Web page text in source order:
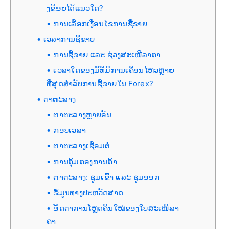
ງຂ້ອຍໄດ້ແນວໃດ?
ການເລືອກເງື່ອນໄຂການຊື້ຂາຍ
ເວລາການຊື້ຂາຍ
ການຊື້ຂາຍ ແລະ ຊ່ວງສະເໜີລາຄາ
ເວລາໃດຂອງມື້ທີ່ມີການເຄື່ອນໄຫວຫຼາຍ
ທີ່ສຸດສຳລັບການຊື້ຂາຍໃນ Forex?
ຕາຕະລາງ
ຕາຕະລາງຫຼາຍອັນ
ກອບເວລາ
ຕາຕະລາງເຊື່ອມຕໍ່
ການຄຸ້ມຄອງການຄ້າ
ຕາຕະລາງ: ຊູມເຂົ້າ ແລະ ຊູມອອກ
ຂໍ້ມູນທາງປະຫວັດສາດ
ອັດຕາການໂຫຼດຄືນໃໝ່ຂອງໃບສະເໜີລາ
ຄາ